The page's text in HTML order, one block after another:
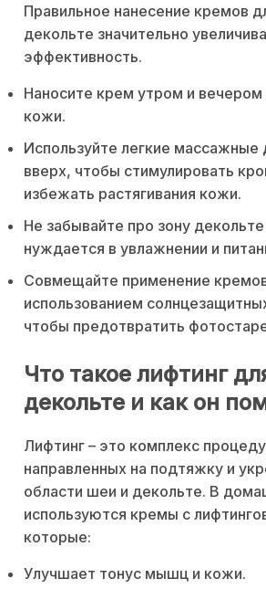
Правильное нанесение кремов
декольте значительно
эффективность.
Наносите крем утром и
кожи.
Используйте легкие массажные
вверх, чтобы стимулировать
избежать растягивания кожи.
Не забывайте про зону
нуждается в увлажнении и
Совмещайте применение
использованием
чтобы предотвратить
Что такое лифтинг
декольте и как он
Лифтинг – это комплекс
направленных на подтяжку и
области шеи и декольте. В
используются кремы с
которые:
Улучшает тонус мышц и кожи.